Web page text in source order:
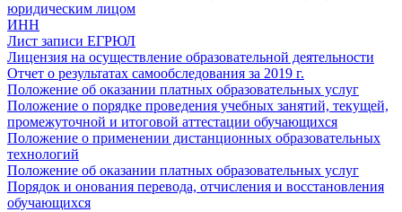
юридическим лицом
ИНН
Лист записи ЕГРЮЛ
Лицензия на осуществление образовательной деятельности
Отчет о результатах самообследования за 2019 г.
Положение об оказании платных образовательных услуг
Положение о порядке проведения учебных занятий, текущей,
промежуточной и итоговой аттестации обучающихся
Положение о применении дистанционных образовательных
технологий
Положение об оказании платных образовательных услуг
Порядок и онования перевода, отчисления и восстановления
обучающихся